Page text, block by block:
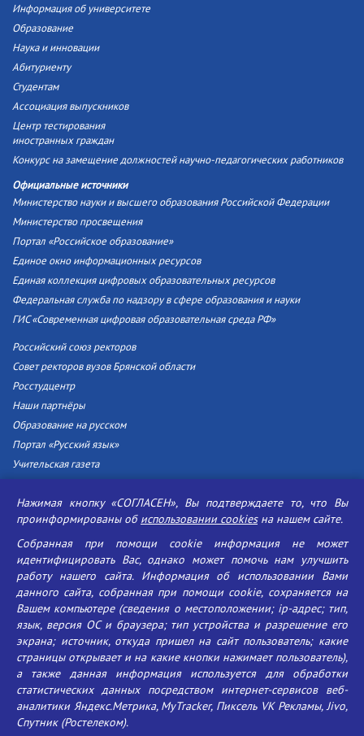
Информация об университете
Образование
Наука и инновации
Абитуриенту
Студентам
Ассоциация выпускников
Центр тестирования
иностранных граждан
Конкурс на замещение должностей научно-педагогических работников
Официальные источники
Министерство науки и высшего образования Российской Федерации
Министерство просвещения
Портал «Российское образование»
Единое окно информационных ресурсов
Единая коллекция цифровых образовательных ресурсов
Федеральная служба по надзору в сфере образования и науки
ГИС «Современная цифровая образовательная среда РФ»
Российский союз ректоров
Совет ректоров вузов Брянской области
Росстудцентр
Наши партнёры
Образование на русском
Портал «Русский язык»
Учительская газета
Единый портал государственных услуг
Противодействие угрозам информационной безопасности
Социальные ролики - Генеральная прокуратура РФ
Противодействие коррупции
БГУ против наркотиков
Брянский государственный университет
имени академика И.Г. Петровского
Время работы: пн-пт 09:00-18:00
E-mail: bryanskgu@mail.ru
Нажимая кнопку «СОГЛАСЕН», Вы подтверждаете то, что Вы
проинформированы об использовании cookiesна нашем сайте.
Собранная при помощи cookie информация не может
идентифицировать Вас, однако может помочь нам улучшить
работу нашего сайта. Информация об использовании Вами
данного сайта, собранная при помощи cookie, сохраняется на
Вашем компьютере (сведения о местоположении; ip-адрес; тип,
язык, версия ОС и браузера; тип устройства и разрешение его
экрана; источник, откуда пришел на сайт пользователь; какие
страницы открывает и на какие кнопки нажимает пользователь),
а также данная информация используется для обработки
статистических данных посредством интернет-сервисов веб-
аналитики Яндекс.Метрика, MyTracker, Пиксель VK Рекламы, Jivo,
Спутник (Ростелеком).